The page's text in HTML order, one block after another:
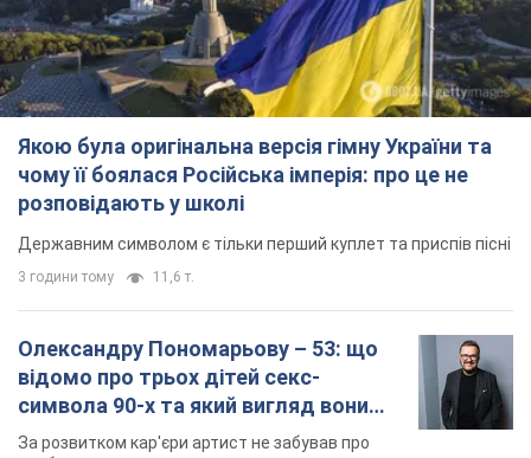
Якою була оригінальна версія гімну України та
чому її боялася Російська імперія: про це не
розповідають у школі
Державним символом є тільки перший куплет та приспів пісні
3 години тому 11,6 т.
Олександру Пономарьову – 53: що
відомо про трьох дітей секс-
символа 90-х та який вигляд вони
мають
За розвитком кар'єри артист не забував про